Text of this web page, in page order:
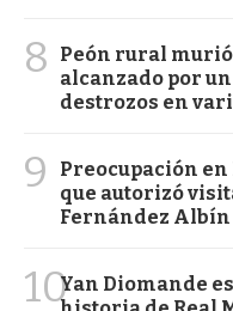
8
Peón rural
alcanzado por
destrozos en
9
Preocupación
que autorizó
Fernández Albín
10Yan Diomande